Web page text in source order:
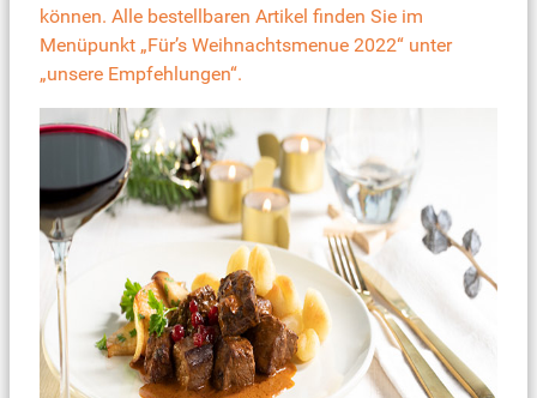
können. Alle bestellbaren Artikel finden Sie im
Menüpunkt „Für’s Weihnachtsmenue 2022“ unter
„unsere Empfehlungen“.